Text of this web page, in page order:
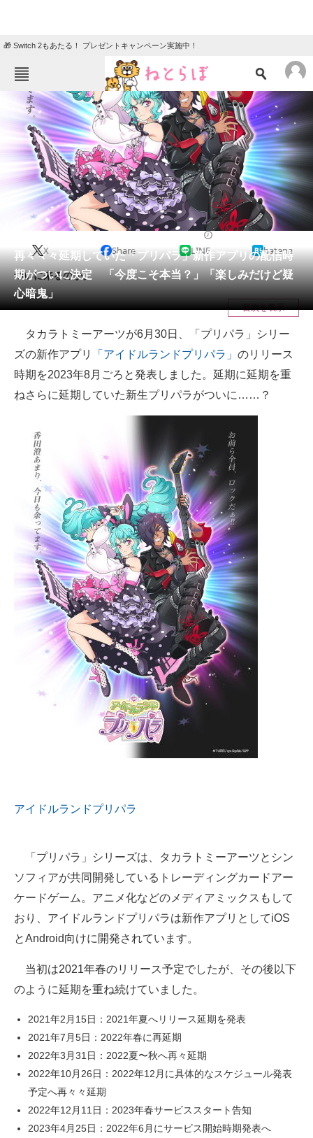
🎁 Switch 2もあたる！ プレゼントキャンペーン実施中！
ねとらぼメニュー
ニュース
エンタメ クイズ
グルメ 地域
住まい 教育・育児
リサーチ
会員記事
メディア
注目記事を集めた総合ページ
スマホと通信の最新トレンド
進化するPCとデバイスの未来
好きが集まる 比べて選べる
ビジネスと働き方のヒント
AI活用のいまが分かる
企業ITのトレンドを詳説
経営リーダーのコミュニティ
マーケ×ITの今がよく分かる
ITエンジニア向け専門サイト
企業向けIT製品の総合サイト
IT製品の技術・比較・事例
製造業のIT導入・活用を支援
モノづくり技術者専門サイト
建設×テクノロジーの最前線
ちょっと気になるネットの話題
再々々々延期していた「プリパラ」新作アプリの配信時
期がついに決定 「今度こそ本当？」「楽しみだけど疑
心暗鬼」
X Share LINE hatena
ついに来るのか。
目次を表示
タカラトミーアーツが6月30日、「プリパラ」シリー
ズの新作アプリ
「アイドルランドプリパラ」 のリリース
時期を2023年8月ごろと発表しました。延期に延期を重
ねさらに延期していた新生プリパラがついに……？
アイドルランドプリパラ
「プリパラ」シリーズは、タカラトミーアーツとシン
ソフィアが共同開発しているトレーディングカードアー
ケードゲーム。アニメ化などのメディアミックスもして
おり、アイドルランドプリパラは新作アプリとしてiOS
とAndroid向けに開発されています。
当初は2021年春のリリース予定でしたが、その後以下
のように延期を重ね続けていました。
2021年2月15日：2021年夏へリリース延期を発表
2021年7月5日：2022年春に再延期
2022年3月31日：2022夏〜秋へ再々延期
2022年10月26日：2022年12月に具体的なスケジュール発表
予定へ再々々延期
2022年12月11日：2023年春サービススタート告知
2023年4月25日：2022年6月にサービス開始時期発表へ